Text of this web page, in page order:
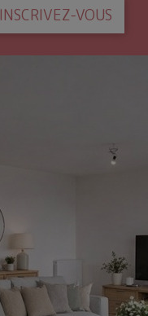
INSCRIVEZ-VOUS